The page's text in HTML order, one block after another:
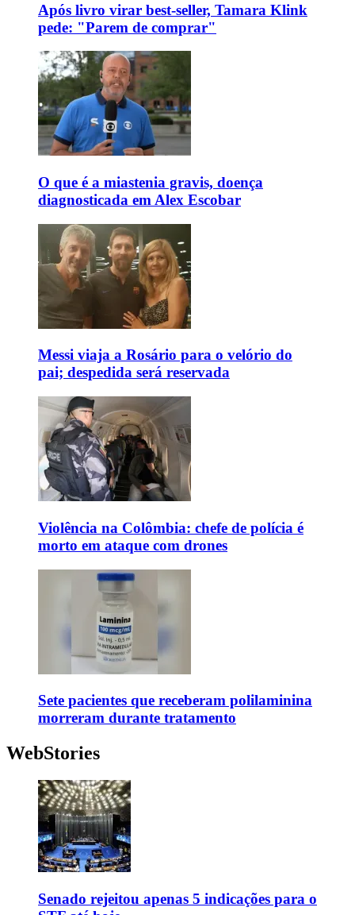
Após livro virar best-seller, Tamara Klink
pede: "Parem de comprar"
O que é a miastenia gravis, doença
diagnosticada em Alex Escobar
Messi viaja a Rosário para o velório do
pai; despedida será reservada
Violência na Colômbia: chefe de polícia é
morto em ataque com drones
Sete pacientes que receberam polilaminina
morreram durante tratamento
WebStories
Senado rejeitou apenas 5 indicações para o